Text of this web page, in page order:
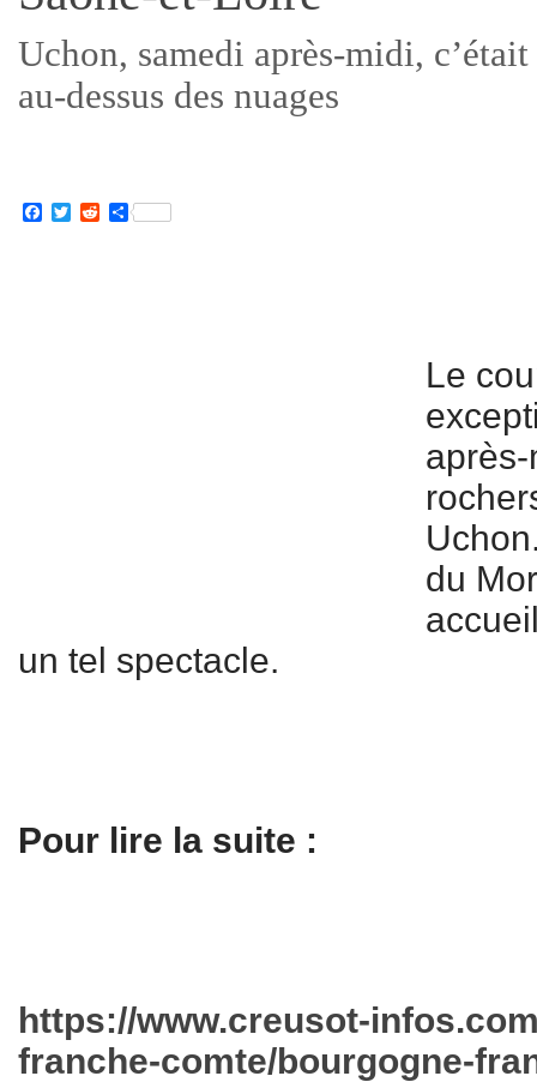
Uchon, samedi après-midi,
au-dessus des nuages
Facebook
TwitterRedditPartager
Le
du
un tel spectacle.
Pour lire la suite :
https://www.creusot-
franche-comte/bourgogne-